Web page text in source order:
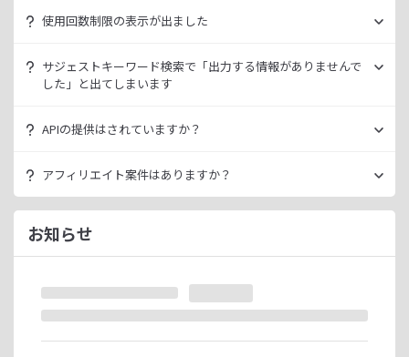
いきなり課金されるようなことはございませんので、安心し
ただ、有料プランを利用することでよりニッチなキーワード
上させることができます。
使用回数制限の表示が出ました
ラッコID（メールアドレスのみ30秒登録）にご登録いただく
ことで制限が緩和されます。（※制限リセットは0時）
ご登録済みで制限に到達された場合は、有料プランのご利用
サジェストキーワード検索で「出力する情報がありませんで
した」と出てしまいます
ッコキーワードでも出力することができません。
サジェスト情報を出さない仕様になっております。
今後はサジェスト以外のキーワード取得手段も有料プランに
て提供してまいりますので、そちらにて対応できる見通しで
ございます。
APIの提供はされていますか？
詳細は ラッコキーワードAPIドキュメント
い。
アフィリエイト案件はありますか？
ラッコIDアフィリエイトにて、「ラッコキーワード」のアフ
ィリエイト案件をお取り扱いいたしております。
無料のユーザー登録、利用開始（初回ログイン）と有料プラ
※ラッコIDの重複登録と思われる場合は、成果が発生いたし
ません。
ラッコIDアフィリエイトは、「ユーザー情報」「銀行口座情
お知らせ